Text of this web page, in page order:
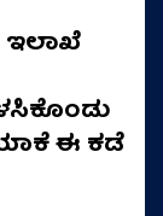
ಇಲಾಖೆ
ಈ ಕಡೆ